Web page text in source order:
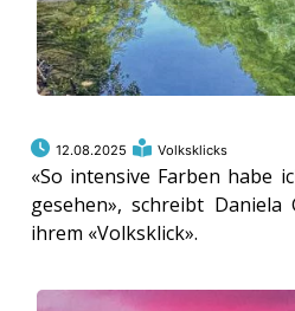
12.08.2025 Volksklicks
«So intensive Farben habe
gesehen», schreibt
ihrem «Volksklick».